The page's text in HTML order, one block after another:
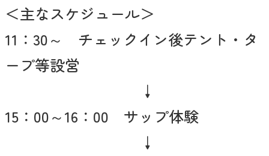
＜主なスケジュール＞
11：30～ チェックイン後テント・タ
ープ等設営
↓
15：00～16：00 サップ体験
↓